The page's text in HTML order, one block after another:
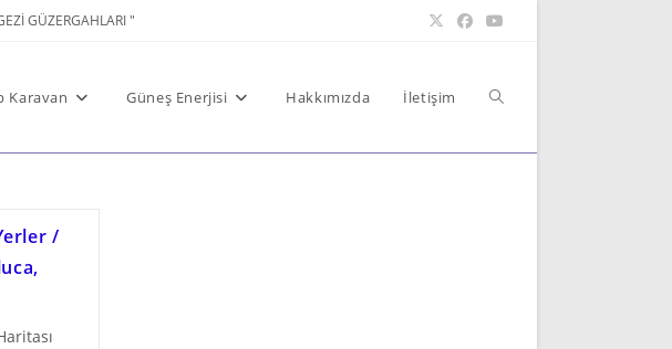
GÜZERGAHLARI "
Karavan Güneş Enerjisi Hakkımızda İletişim Toggle
/